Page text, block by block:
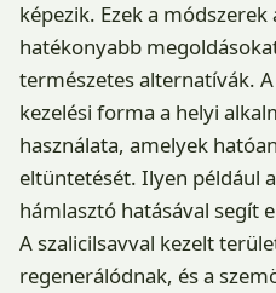
képezik. Ezek a
hatékonyabb
természetes alternatívák.
kezelési forma a helyi
használata, amelyek
eltüntetését. Ilyen például
hámlasztó hatásával segít
A szalicilsavval kezelt
regenerálódnak, és a